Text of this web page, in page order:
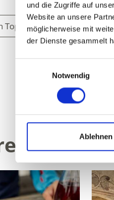
und die Zugriffe auf
Website an unsere
möglicherweise mit
der Dienste gesammelt
Notwendig
Ablehnen
Top Events
WAR